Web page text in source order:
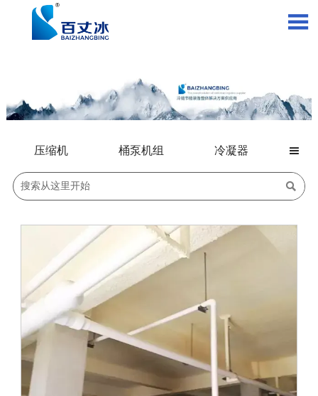

压缩机 桶泵机组 冷凝器 
